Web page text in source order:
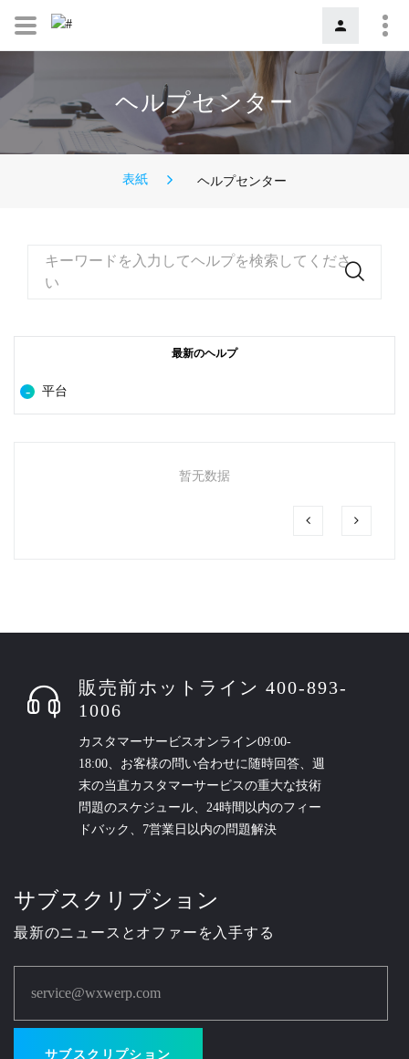
ヘルプセンター
表紙 ヘルプセンター
キーワードを入力してヘルプを検索してくださ
い
最新のヘルプ
平台
暂无数据
販売前ホットライン 400-893-
1006
カスタマーサービスオンライン09:00-
18:00、お客様の問い合わせに随時回答、週
末の当直カスタマーサービスの重大な技術
問題のスケジュール、24時間以内のフィー
ドバック、7営業日以内の問題解決
サブスクリプション
最新のニュースとオファーを入手する
service@wxwerp.com
サブスクリプション